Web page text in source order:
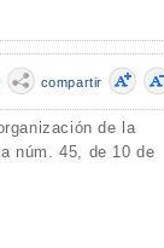
compartir
de la
núm. 45, de 10 de